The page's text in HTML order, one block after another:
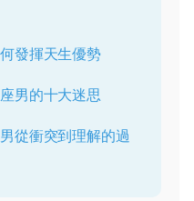
發揮天生優勢
男的十大迷思
從衝突到理解的過